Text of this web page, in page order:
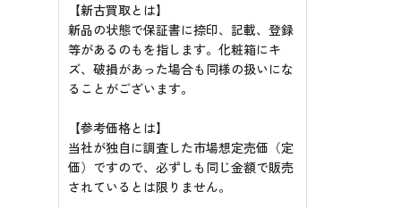
【新古買取とは】
新品の状態で保証書に捺印、記載、登録
等があるのもを指します。化粧箱にキ
ズ、破損があった場合も同様の扱いにな
ることがございます。
【参考価格とは】
当社が独自に調査した市場想定売価（定
価）ですので、必ずしも同じ金額で販売
されているとは限りません。